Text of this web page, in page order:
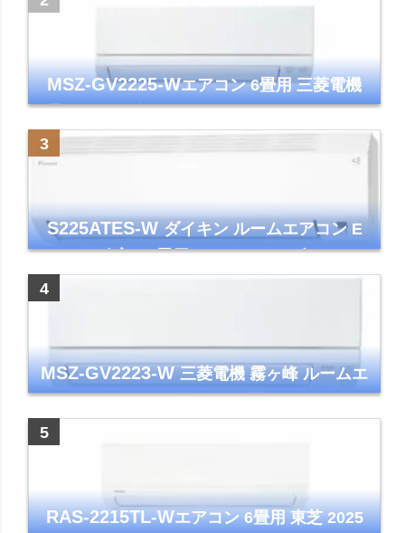
MSZ-GV2225-Wエアコン 6畳用 三菱電機
霧ヶ峰 2025年モデル GVシリーズ ピュアホ
ワイト 清潔 除湿 単相100V
S225ATES-Wダイキン ルームエアコン E
シリーズ 主に6畳用 ホワイト 2025年モデル
MSZ-GV2223-W三菱電機 霧ヶ峰 ルームエ
アコン GVシリーズ おもに6畳用 ピュアホワ
RAS-2215TL-Wエアコン 6畳用 東芝 2025